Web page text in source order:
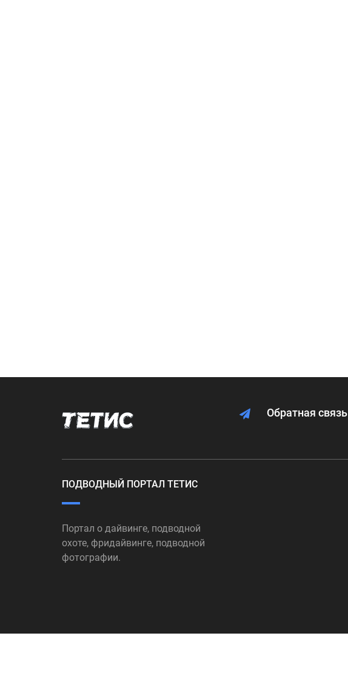
Обратная связь
ПОДВОДНЫЙ ПОРТАЛ ТЕТИС
Портал о дайвинге, подводной
охоте, фридайвинге, подводной
фотографии.